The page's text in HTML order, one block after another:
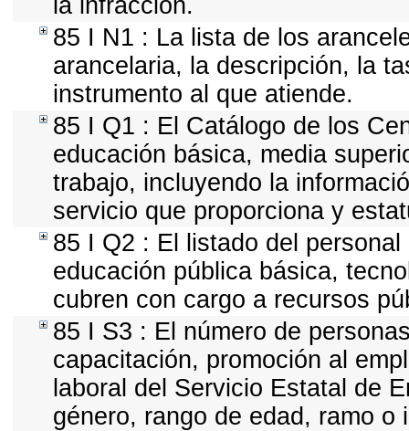
la infracción.
85 I N1 : La lista de los
arancelaria, la descripción, la
instrumento al que atiende.
85 I Q1 : El Catálogo de los
educación básica, media
trabajo, incluyendo la
servicio que proporciona y
85 I Q2 : El listado del
educación pública básica,
cubren con cargo a recursos
85 I S3 : El número de
capacitación, promoción al
laboral del Servicio Estatal de
género, rango de edad, ramo